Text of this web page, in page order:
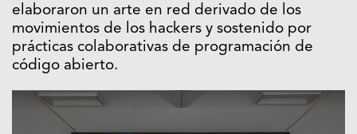
elaboraron un arte en red derivado de los
movimientos de los hackers y sostenido por
prácticas colaborativas de programación de
código abierto.